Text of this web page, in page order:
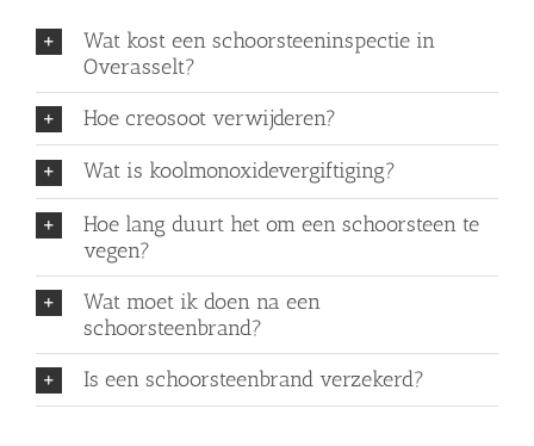
Wat kost een schoorsteeninspectie in
Overasselt?
Hoe creosoot verwijderen?
Wat is koolmonoxidevergiftiging?
Hoe lang duurt het om een schoorsteen te
vegen?
Wat moet ik doen na een
schoorsteenbrand?
Is een schoorsteenbrand verzekerd?